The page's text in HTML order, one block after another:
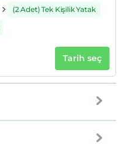
(2 Adet) Tek Kişilik Yatak
Tarih seç